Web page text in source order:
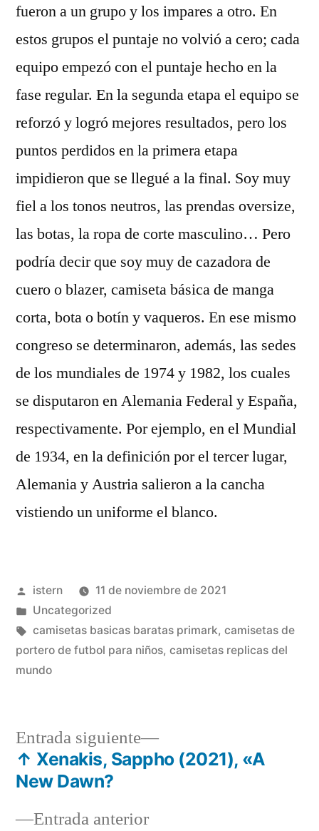
fueron a un grupo y los impares a otro. En
estos grupos el puntaje no volvió a cero; cada
equipo empezó con el puntaje hecho en la
fase regular. En la segunda etapa el equipo se
reforzó y logró mejores resultados, pero los
puntos perdidos en la primera etapa
impidieron que se llegué a la final. Soy muy
fiel a los tonos neutros, las prendas oversize,
las botas, la ropa de corte masculino… Pero
podría decir que soy muy de cazadora de
cuero o blazer, camiseta básica de manga
corta, bota o botín y vaqueros. En ese mismo
congreso se determinaron, además, las sedes
de los mundiales de 1974 y 1982, los cuales
se disputaron en Alemania Federal y España,
respectivamente. Por ejemplo, en el Mundial
de 1934, en la definición por el tercer lugar,
Alemania y Austria salieron a la cancha
vistiendo un uniforme el blanco.
Publicado
por
istern
11 de noviembre de 2021
Publicado
en
Uncategorized
Etiquetas:
camisetas basicas baratas primark, camisetas de
portero de futbol para niños, camisetas replicas del
mundo
Navegación
Entrada anteriorEntrada
Entrada siguiente
Entrada
siguiente:
↑ Xenakis, Sappho (2021), «A
New Dawn?